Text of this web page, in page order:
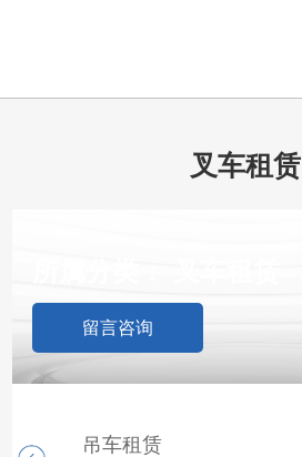
叉车租赁
留言咨询
吊车租赁